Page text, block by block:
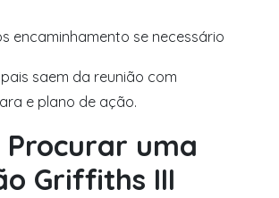
encaminhamento se necessário
saem da reunião com
e plano de ação.
Procurar uma
Griffiths III